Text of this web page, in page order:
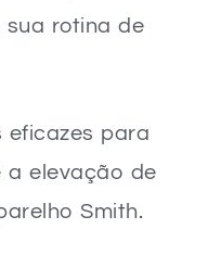
sua rotina de
eficazes para
a elevação de
Smith.